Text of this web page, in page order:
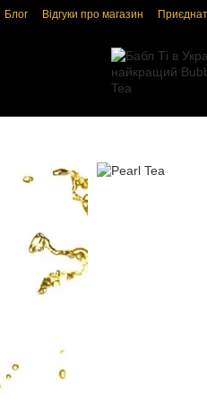
Блог Відгуки про магазин